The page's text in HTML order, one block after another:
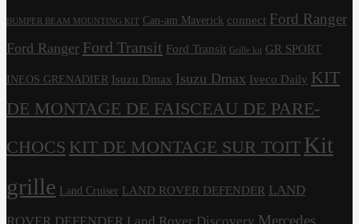
BUMPER BEAM MOUNTING KIT Can-am Maverick connect Ford Ranger
Ford Ranger Ford Transit Ford Transit Grille kit GR SPORT
INEOS GRENADIER Isuzu Dmax Isuzu Dmax Iveco Daily KIT
DE MONTAGE DE FAISCEAU DE PARE-
CHOCS KIT DE MONTAGE SUR TOIT Kit
grille Land Cruiser LAND ROVER DEFENDER LAND
ROVER DEFENDER Land Rover Discovery Mercedes